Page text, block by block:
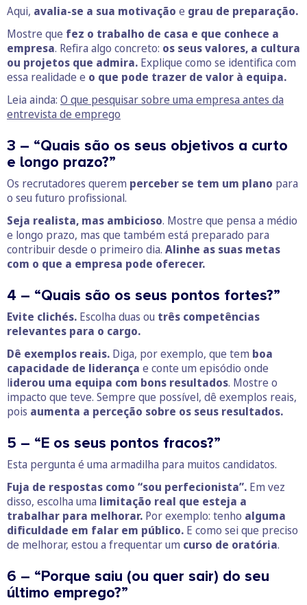
Aqui, avalia-se a sua motivação e grau de preparação.
Mostre que fez o trabalho de casa e que conhece a
empresa. Refira algo concreto: os seus valores, a cultura
ou projetos que admira. Explique como se identifica com
essa realidade e o que pode trazer de valor à equipa.
Leia ainda: O que pesquisar sobre uma empresa antes da
entrevista de emprego
3 – “Quais são os seus objetivos a curto
e longo prazo?”
Os recrutadores querem perceber se tem um plano para
o seu futuro profissional.
Seja realista, mas ambicioso. Mostre que pensa a médio
e longo prazo, mas que também está preparado para
contribuir desde o primeiro dia. Alinhe as suas metas
com o que a empresa pode oferecer.
4 – “Quais são os seus pontos fortes?”
Evite clichés. Escolha duas ou três competências
relevantes para o cargo.
Dê exemplos reais. Diga, por exemplo, que tem boa
capacidade de liderança e conte um episódio onde
liderou uma equipa com bons resultados. Mostre o
impacto que teve. Sempre que possível, dê exemplos reais,
pois aumenta a perceção sobre os seus resultados.
5 – “E os seus pontos fracos?”
Esta pergunta é uma armadilha para muitos candidatos.
Fuja de respostas como “sou perfecionista”. Em vez
disso, escolha uma limitação real que esteja a
trabalhar para melhorar. Por exemplo: tenho alguma
dificuldade em falar em público. E como sei que preciso
de melhorar, estou a frequentar um curso de oratória.
6 – “Porque saiu (ou quer sair) do seu
último emprego?”